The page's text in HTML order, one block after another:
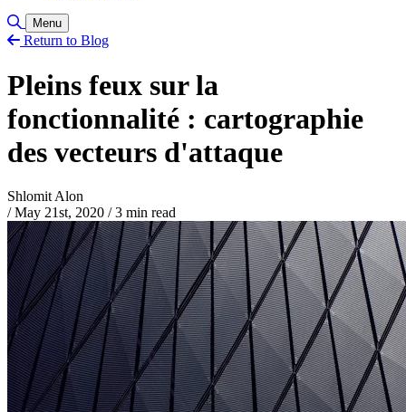
Basculer la recherche
Menu
Return to Blog
Pleins feux sur la
fonctionnalité : cartographie
des vecteurs d'attaque
Shlomit Alon
/ May 21st, 2020 /3 min read